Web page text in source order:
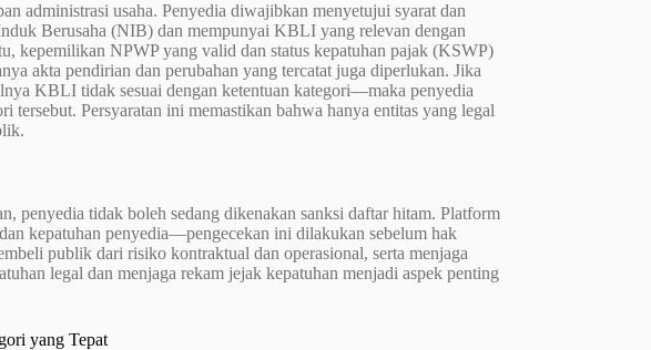
administrasi usaha. Penyedia diwajibkan menyetujui syarat dan
Berusaha (NIB) dan mempunyai KBLI yang relevan dengan
kepemilikan NPWP yang valid dan status kepatuhan pajak (KSWP)
akta pendirian dan perubahan yang tercatat juga diperlukan. Jika
KBLI tidak sesuai dengan ketentuan kategori—maka penyedia
tersebut. Persyaratan ini memastikan bahwa hanya entitas yang legal
penyedia tidak boleh sedang dikenakan sanksi daftar hitam. Platform
kepatuhan penyedia—pengecekan ini dilakukan sebelum hak
publik dari risiko kontraktual dan operasional, serta menjaga
legal dan menjaga rekam jejak kepatuhan menjadi aspek penting
yang Tepat